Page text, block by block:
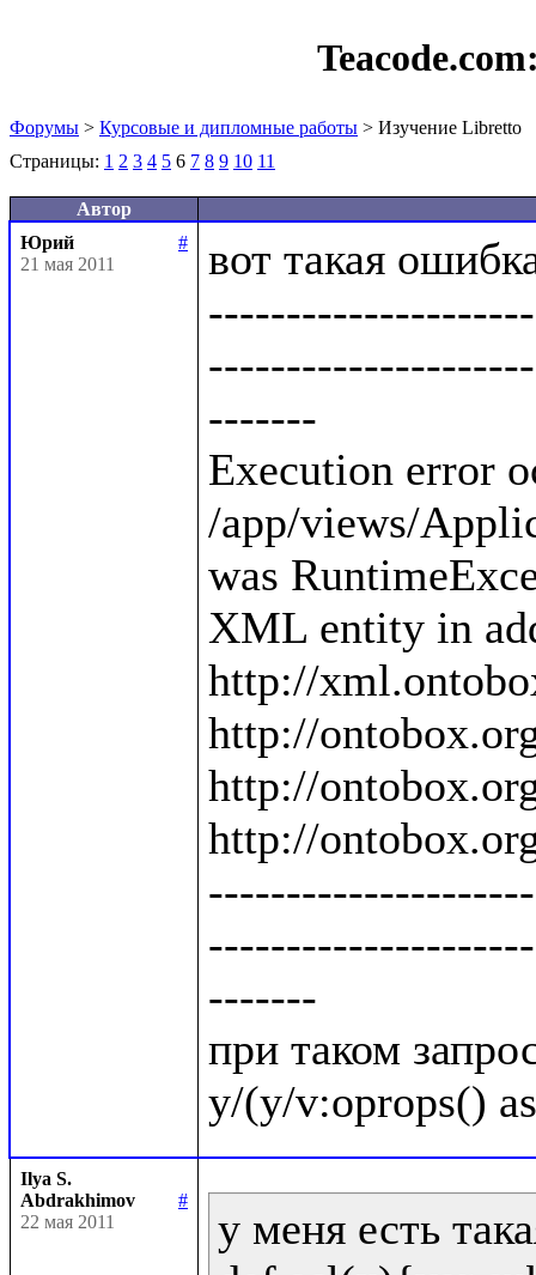
Форумы > Курсовые и дипломные работы > Изучение Libretto
Страницы: 1 2 3 4 5 6 7 8 9 10 11
Автор
Юрий
#
21 мая 2011
вот такая
-------
Execution error
/app/views/
was
XML entity in
http://
http://
http://
http://
-------
при таком
Ilya S.
Abdrakhimov
#
22 мая 2011
у меня есть